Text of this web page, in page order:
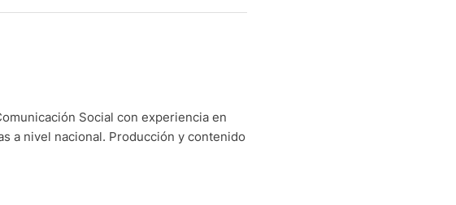
Social con experiencia en
a nivel nacional. Producción y contenido